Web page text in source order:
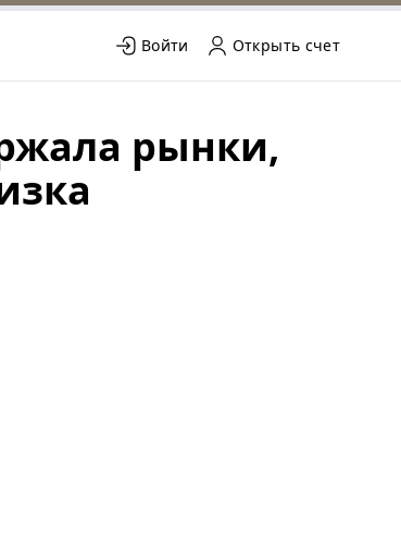
Войти Открыть счет
рынки,